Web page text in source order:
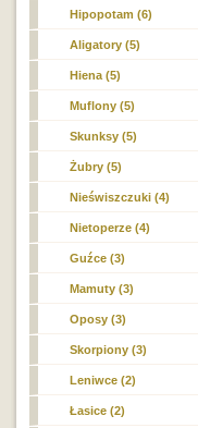
Hipopotam (6)
Aligatory (5)
Hiena (5)
Muflony (5)
Skunksy (5)
Żubry (5)
Nieświszczuki (4)
Nietoperze (4)
Guźce (3)
Mamuty (3)
Oposy (3)
Skorpiony (3)
Leniwce (2)
Łasice (2)